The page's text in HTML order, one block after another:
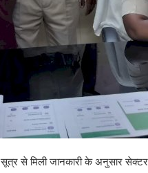
से मिली जानकारी के अनुसार